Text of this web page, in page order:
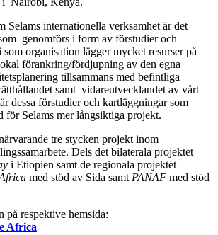
Selams internationella verksamhet är det
genomförs i form av förstudier och
organisation lägger mycket resurser på
förankring/fördjupning av den egna
tillsammans med befintliga
samt vidareutvecklandet av vårt
dessa förstudier och kartläggningar som
för Selams mer långsiktiga projekt.
tre stycken projekt inom
Dels det bilaterala projektet
i Etiopien samt de regionala projektet
med stöd av Sida samtPANAF med stöd
på respektive hemsida:
Africa